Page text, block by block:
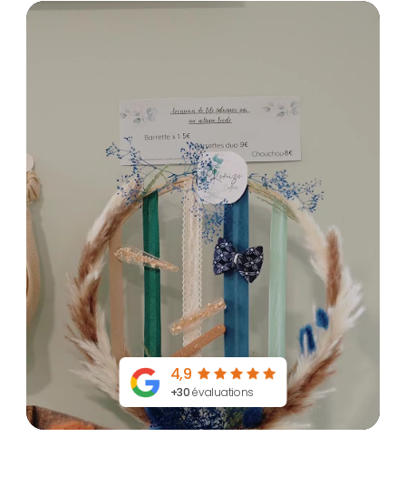
Lecteur
4,9
+30évaluations